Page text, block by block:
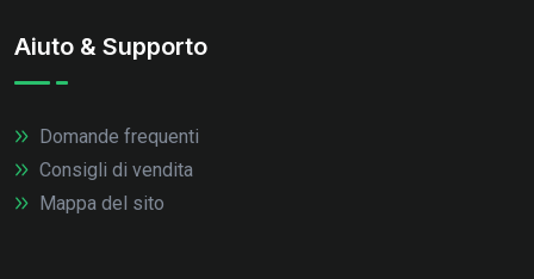
Aiuto & Supporto
Domande frequenti
Consigli di vendita
Mappa del sito